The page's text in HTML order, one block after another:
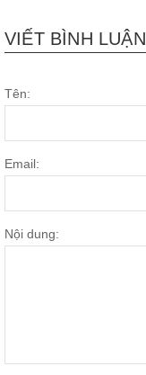
VIẾT BÌNH
Tên:
Email:
Nội dung: